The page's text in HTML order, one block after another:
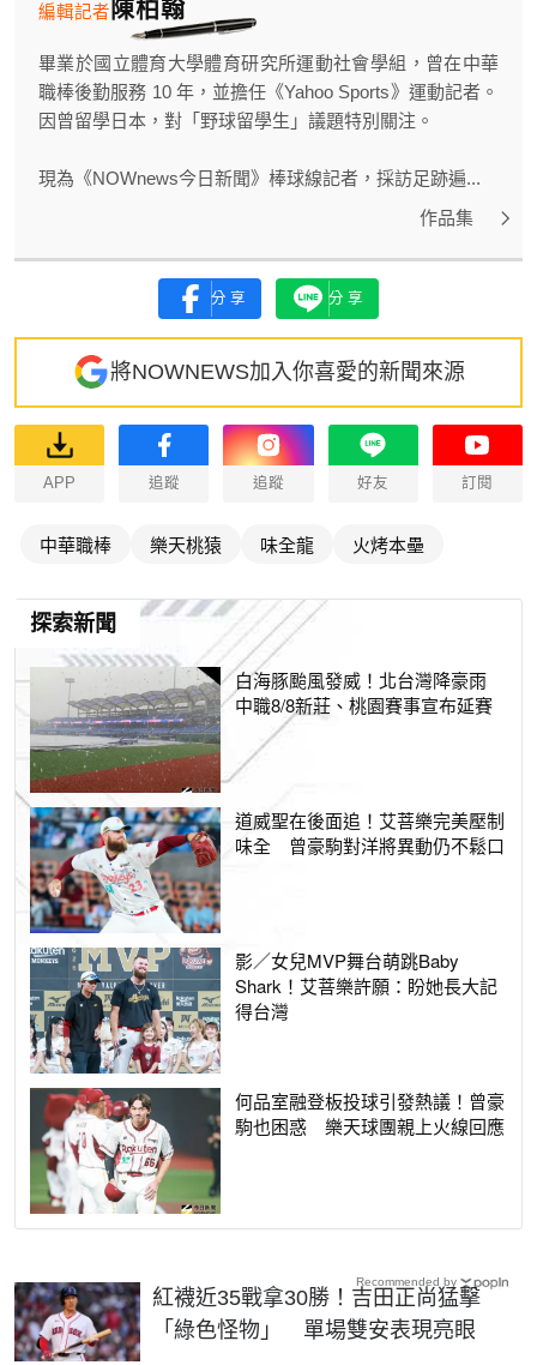
陳柏翰
編輯記者
畢業於國立體育大學體育研究所運動社會學組，曾在中華
職棒後勤服務 10 年，並擔任《Yahoo Sports》運動記者。
因曾留學日本，對「野球留學生」議題特別關注。
現為《NOWnews今日新聞》棒球線記者，採訪足跡遍...
作品集
分享 分享
將NOWNEWS加入你喜愛的新聞來源
APP 追蹤 追蹤 好友 訂閱
中華職棒 樂天桃猿 味全龍 火烤本壘
探索新聞
白海豚颱風發威！北台灣降豪雨
中職8/8新莊、桃園賽事宣布延賽
道威聖在後面追！艾菩樂完美壓制
味全 曾豪駒對洋將異動仍不鬆口
影／女兒MVP舞台萌跳Baby
Shark！艾菩樂許願：盼她長大記
得台灣
何品室融登板投球引發熱議！曾豪
駒也困惑 樂天球團親上火線回應
紅襪近35戰拿30勝！吉田正尚猛擊
「綠色怪物」 單場雙安表現亮眼
Recommended by